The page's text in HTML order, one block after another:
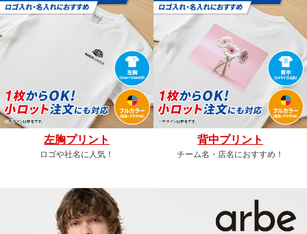
左胸プリント
ロゴや社名に人気！
背中プリント
チーム名・店名におすすめ！